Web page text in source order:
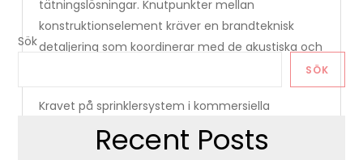
tätningslösningar. Knutpunkter mellan
konstruktionselement kräver en brandteknisk
detaljering som koordinerar med de akustiska och
Kravet på sprinklersystem i kommersiella
byggnader av viss storlek och klass ger ett
praktiskt brandskydd som kompenserar för
Sök
SÖK
Recent Posts